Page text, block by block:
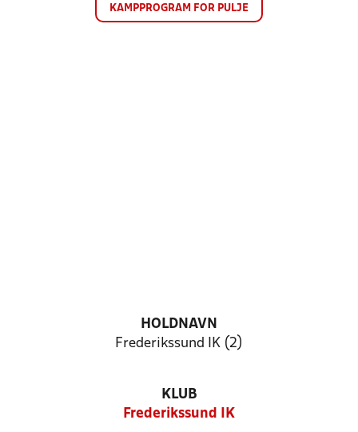
KAMPPROGRAM FOR PULJE
HOLDNAVN
Frederikssund IK (2)
KLUB
Frederikssund IK